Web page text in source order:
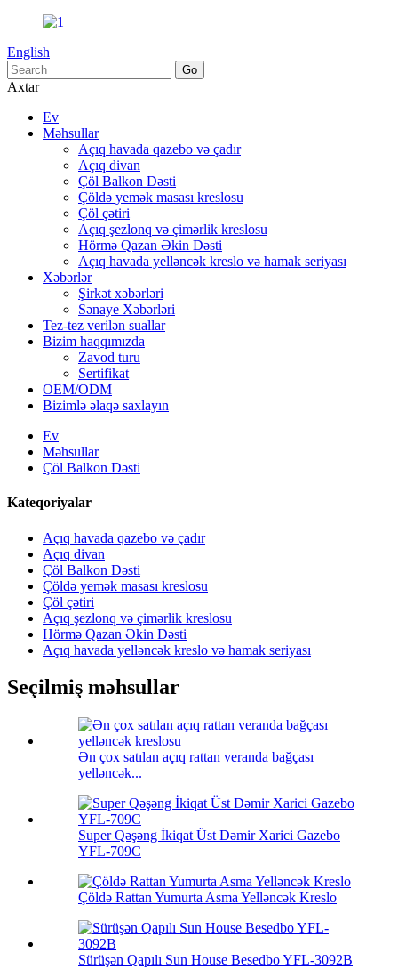
English
Axtar
Ev
Məhsullar
Açıq havada qazebo və çadır
Açıq divan
Çöl Balkon Dəsti
Çöldə yemək masası kreslosu
Çöl çətiri
Açıq şezlonq və çimərlik kreslosu
Hörmə Qazan Əkin Dəsti
Açıq havada yelləncək kreslo və hamak seriyası
Xəbərlər
Şirkət xəbərləri
Sənaye Xəbərləri
Tez-tez verilən suallar
Bizim haqqımızda
Zavod turu
Sertifikat
OEM/ODM
Bizimlə əlaqə saxlayın
Ev
Məhsullar
Çöl Balkon Dəsti
Kateqoriyalar
Açıq havada qazebo və çadır
Açıq divan
Çöl Balkon Dəsti
Çöldə yemək masası kreslosu
Çöl çətiri
Açıq şezlonq və çimərlik kreslosu
Hörmə Qazan Əkin Dəsti
Açıq havada yelləncək kreslo və hamak seriyası
Seçilmiş məhsullar
Ən çox satılan açıq rattan veranda bağçası
yelləncək...
Super Qəşəng İkiqat Üst Dəmir Xarici Gazebo
YFL-709C
Çöldə Rattan Yumurta Asma Yelləncək Kreslo
Sürüşən Qapılı Sun House Besedbo YFL-3092B